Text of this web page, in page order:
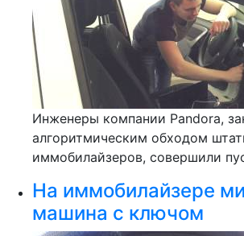
Инженеры компании Pandora,
алгоритмическим обходом
иммобилайзеров, совершили
На иммобилайзере
машина с ключом